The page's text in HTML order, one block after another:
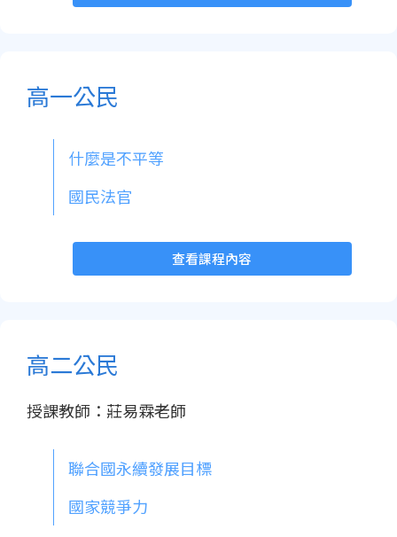
高一公民
什麼是不平等
國民法官
查看課程內容
高二公民
授課教師：莊易霖老師
聯合國永續發展目標
國家競爭力